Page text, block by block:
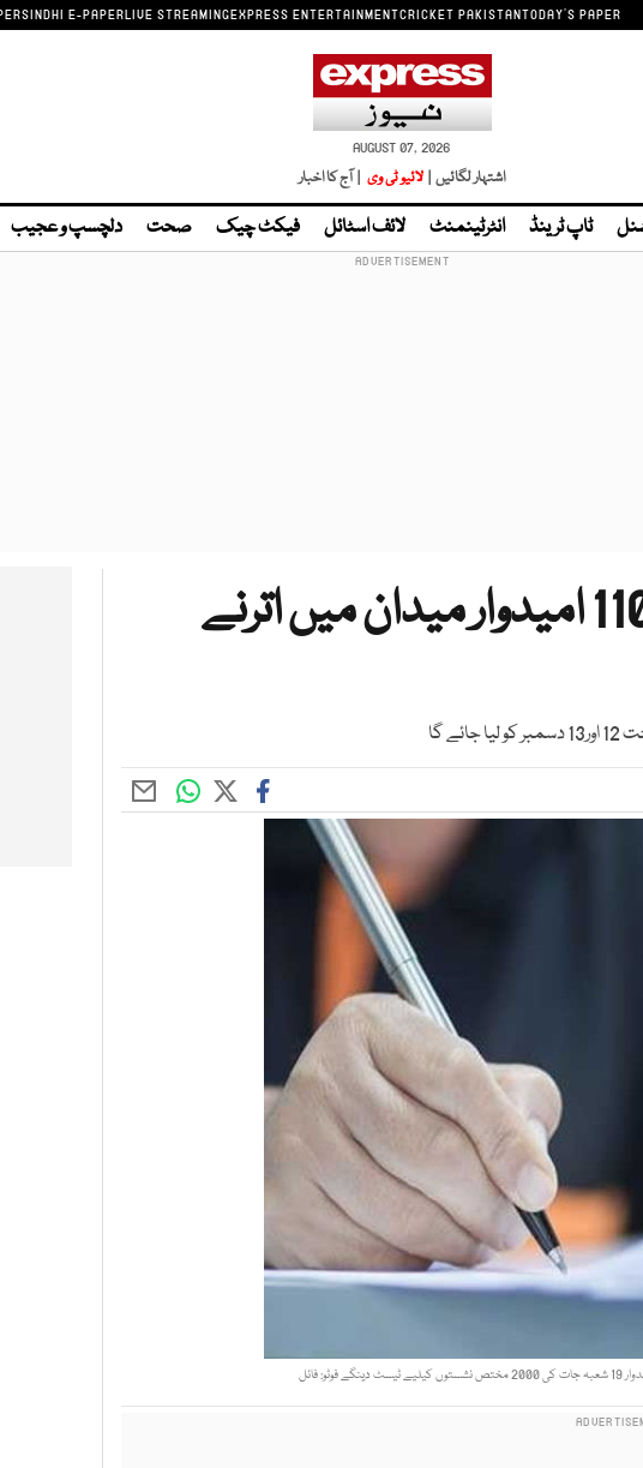
SINDHI E-PAPERLIVE STREAMINGEXPRESS ENTERTAINMENTCRICKET PAKISTANTODAY'S PAPER
AUGUST 07, 2026
اشتہار لگائیں | لائیو ٹی وی | آج کا اخبار
ٹاپ ٹرینڈ انٹرٹینمنٹ لائف اسٹائل فیکٹ چیک صحت دلچسپ و عجیب
جامعہ کراچی انٹری ٹیسٹ 11000 امیدوار میدان میں اترنے